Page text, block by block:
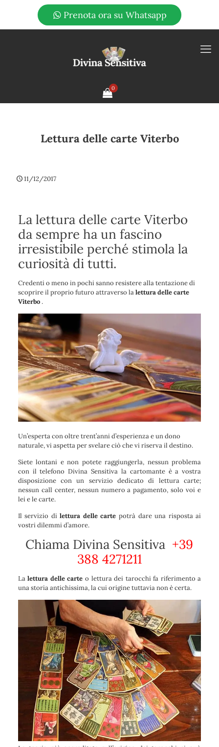
Prenota ora su Whatsapp
0
Lettura delle carte Viterbo
11/12/2017
La lettura delle carte Viterbo
da sempre ha un fascino
irresistibile perché stimola la
curiosità di tutti.
Credenti o meno in pochi sanno resistere alla tentazione di
scoprire il proprio futuro attraverso lalettura delle carte
Viterbo .
Un’esperta con oltre trent’anni d’esperienza e un dono
naturale, vi aspetta per svelare ciò che vi riserva il destino.
Siete lontani e non potete raggiungerla, nessun problema
con il telefono Divina Sensitiva la cartomante è a vostra
disposizione con un servizio dedicato di lettura carte;
nessun call center, nessun numero a pagamento, solo voi e
lei e le carte.
Il servizio dilettura delle cartepotrà dare una risposta ai
vostri dilemmi d’amore.
Chiama Divina Sensitiva +39
388 4271211
Lalettura delle carte o lettura dei tarocchi fa riferimento a
una storia antichissima, la cui origine tuttavia non è certa.